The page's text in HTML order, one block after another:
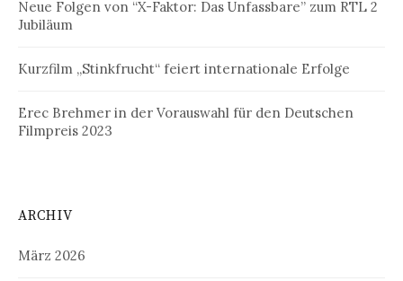
Neue Folgen von “X-Faktor: Das Unfassbare” zum RTL 2
Jubiläum
Kurzfilm „Stinkfrucht“ feiert internationale Erfolge
Erec Brehmer in der Vorauswahl für den Deutschen
Filmpreis 2023
ARCHIV
März 2026